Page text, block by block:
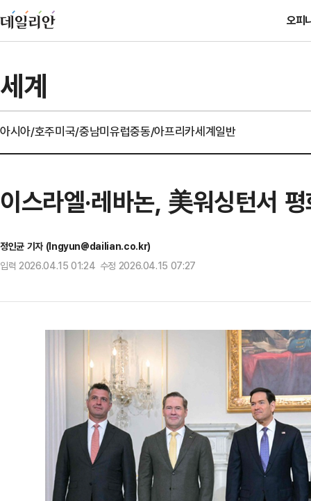
오피
세계
아시아/호주미국/중남미유럽중동/아프리카세계일반
이스라엘·레바논, 美워싱턴서
정인균 기자 (Ingyun@dailian.co.kr)
입력 2026.04.15 01:24 수정 2026.04.15 07:27